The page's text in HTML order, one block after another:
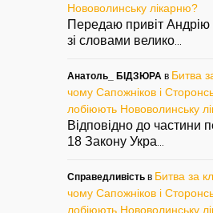
Нововолинську лікарню?
Передаю привіт
зі словами велико
Анатоль_ БІДЗЮРА в Битва
чому Сапожніков і
лобіюють Нововолинську
Відповідно до частини
18 Закону Укра
Справедливість в Битва за
чому Сапожніков і
лобіюють Нововолинську